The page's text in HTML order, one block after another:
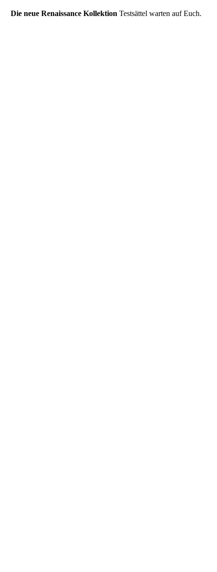
Die neue Renaissance Kollektion Testsättel warten auf Euch.